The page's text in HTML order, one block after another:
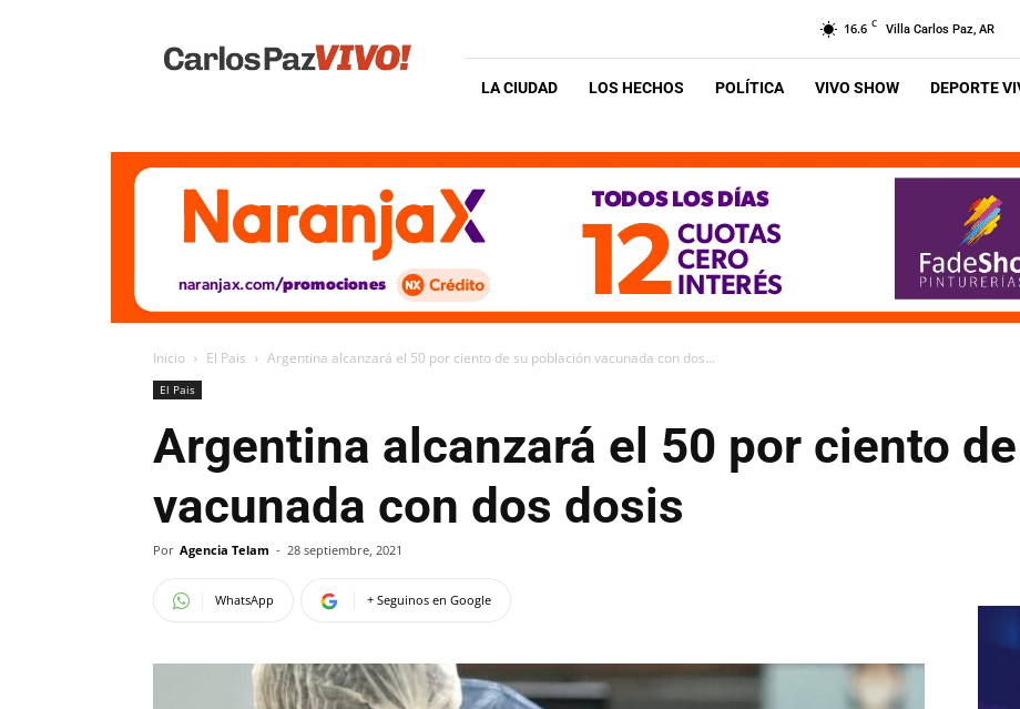
Vivo
16.6 C Villa Carlos Paz, AR
LA CIUDAD LOS HECHOS POLÍTICA VIVO SHOW DEPORTE
Inicio El Pais Argentina alcanzará el 50 por ciento de su población vacunada con dos...
El Pais
Argentina alcanzará el 50 por ciento
vacunada con dos dosis
Por Agencia Telam - 28 septiembre, 2021
WhatsApp + Seguinos en Google